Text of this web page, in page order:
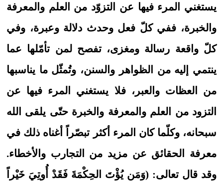
يستغني المرء فيها عن التزوّد من العلم والمعرفة
والخبرة، ففي كلّ فعل وحدث دلالة وعبرة، وفي
كلّ واقعة رسالة ومغزى، تفصح لمن تأمّلها عما
ينتمي إليه من الظواهر والسنن، وتُمثّل ما يناسبها
من العظات والعبر، فلا يستغني المرء فيها عن
التزود من العلم والمعرفة والخبرة حتّى يلقى الله
سبحانه، وكلّما كان المرء أكثر تبصّراً أغناه ذلك في
معرفة الحقائق عن مزيد من التجارب والأخطاء.
وقد قال تعالى: (وَمَن يُؤْتَ الحِكْمَةَ فَقَدْ أُوتِيَ خَيْراً